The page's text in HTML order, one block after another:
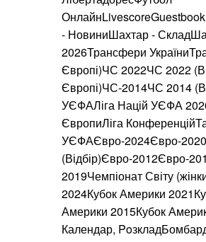
- НовиниШахтар -
2026Трансфери
Європі)ЧС 2022ЧС 2022
Європі)ЧС-2014ЧС 2014
УЄФАЛіга Націй УЄФА
ЄвропиЛіга
УЄФАЄвро-2024Євро-
(Відбір)Євро-2012Євро-
2019Чемпіонат Світу
2024Кубок Америки
Америки 2015Кубок
Календар,